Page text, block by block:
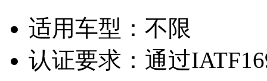
适用车型： 不限
认证要求： 通过